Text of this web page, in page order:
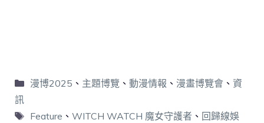
漫博2025 、 主題博覽 、 動漫情報 、 漫畫博覽會、 資
訊
Feature 、 WITCH WATCH 魔女守護者 、 回歸線娛